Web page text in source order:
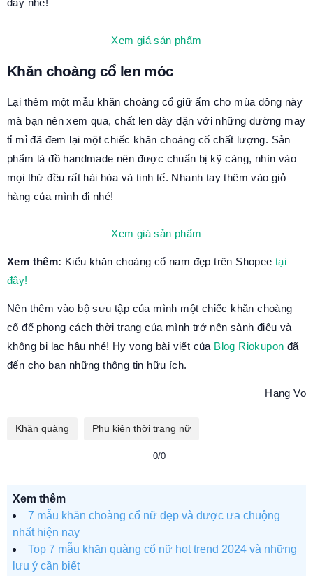
đấy nhé!
Xem giá sản phẩm
Khăn choàng cổ len móc
Lại thêm một mẫu khăn choàng cổ giữ ấm cho mùa đông này
mà bạn nên xem qua, chất len dày dặn với những đường may
tỉ mỉ đã đem lại một chiếc khăn choàng cổ chất lượng. Sản
phẩm là đồ handmade nên được chuẩn bị kỹ càng, nhìn vào
mọi thứ đều rất hài hòa và tinh tế. Nhanh tay thêm vào giỏ
hàng của mình đi nhé!
Xem giá sản phẩm
Xem thêm: Kiểu khăn choàng cổ nam đẹp trên Shopeetại
đây!
Nên thêm vào bộ sưu tập của mình một chiếc khăn choàng
cổ để phong cách thời trang của mình trở nên sành điệu và
không bị lạc hậu nhé! Hy vọng bài viết của Blog Riokupon đã
đến cho bạn những thông tin hữu ích.
Hang Vo
Khăn quàng Phụ kiện thời trang nữ
0/0
Xem thêm
7 mẫu khăn choàng cổ nữ đẹp và được ưa chuộng
nhất hiện nay
Top 7 mẫu khăn quàng cổ nữ hot trend 2024 và những
lưu ý cần biết